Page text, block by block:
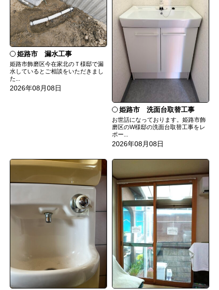
姫路市 漏水工事
姫路市飾磨区今在家北のＴ様邸で漏
水しているとご相談をいただきまし
た...
2026年08月08日
姫路市 洗面台取替工事
お世話になっております。姫路市飾
磨区のW様邸の洗面台取替工事をレ
ポー...
2026年08月08日